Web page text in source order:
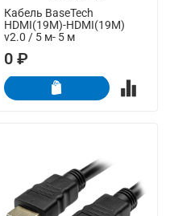
Кабель BaseTech
HDMI(19M)-HDMI(19M)
v2.0 / 5 м- 5 м
0 ₽